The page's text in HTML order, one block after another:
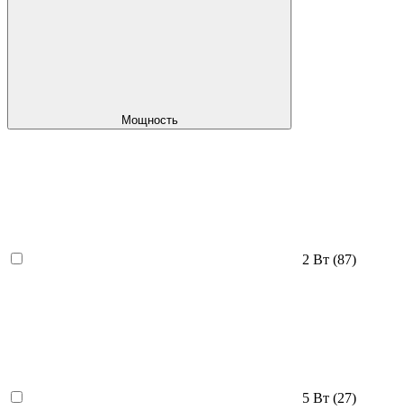
Мощность
2 Вт (87)
5 Вт (27)